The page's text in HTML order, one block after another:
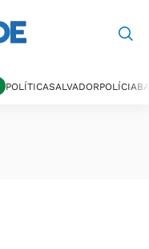
POLÍTICASALVADORPOLÍCIA